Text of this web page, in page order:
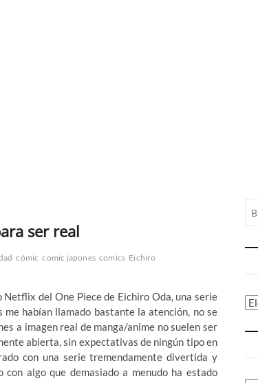
ser real
cómic comic japones comics Eichiro
del One Piece de Eichiro Oda, una serie
habían llamado bastante la atención, no se
a imagen real de manga/anime no suelen ser
abierta, sin expectativas de ningún tipo en
con una serie tremendamente divertida y
algo que demasiado a menudo ha estado